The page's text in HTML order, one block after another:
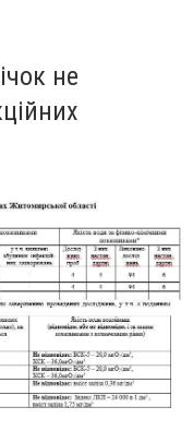
не